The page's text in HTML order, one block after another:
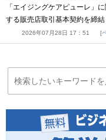
「エイジングケアピューレ」
する販売店取引基本契約を締
2026年07月28日 17：51